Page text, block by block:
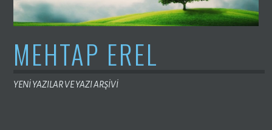
MEHTAP EREL
YENİ YAZILAR VE YAZI ARŞİVİ